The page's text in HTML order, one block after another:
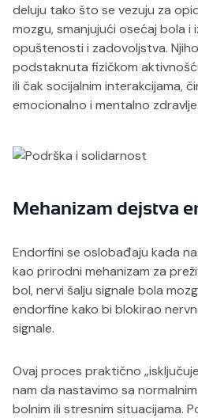
deluju tako što se vezuju za
mozgu, smanjujući osećaj bola i
opuštenosti i zadovoljstva.
podstaknuta fizičkom
ili čak socijalnim interakcijama,
emocionalno i mentalno zdravlje.
Mehanizam dejstva
Endorfini se oslobađaju kada
kao prirodni mehanizam za
bol, nervi šalju signale bola
endorfine kako bi blokirao
signale.
Ovaj proces praktično
nam da nastavimo sa
bolnim ili stresnim situacijama.